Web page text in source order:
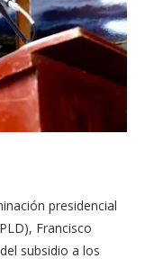
presidencial
Francisco
subsidio a los